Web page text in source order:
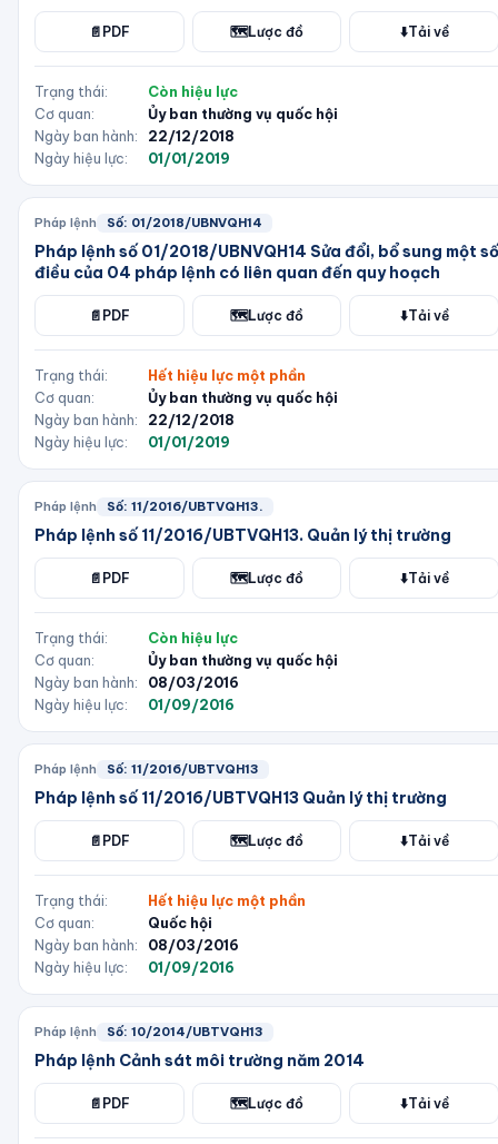
📄 PDF 🗺️Lược đồ ⬇️Tải về
Trạng thái:
Còn hiệu lực
Cơ quan:
Ủy ban thường vụ quốc hội
Ngày ban hành:
22/12/2018
Ngày hiệu lực:
01/01/2019
Pháp lệnh Số: 01/2018/UBNVQH14
Pháp lệnh số 01/2018/UBNVQH14 Sửa đổi, bổ sung một số
điều của 04 pháp lệnh có liên quan đến quy hoạch
📄 PDF 🗺️Lược đồ ⬇️Tải về
Trạng thái:
Hết hiệu lực một phần
Cơ quan:
Ủy ban thường vụ quốc hội
Ngày ban hành:
22/12/2018
Ngày hiệu lực:
01/01/2019
Pháp lệnh Số: 11/2016/UBTVQH13.
Pháp lệnh số 11/2016/UBTVQH13. Quản lý thị trường
📄 PDF 🗺️Lược đồ ⬇️Tải về
Trạng thái:
Còn hiệu lực
Cơ quan:
Ủy ban thường vụ quốc hội
Ngày ban hành:
08/03/2016
Ngày hiệu lực:
01/09/2016
Pháp lệnh Số: 11/2016/UBTVQH13
Pháp lệnh số 11/2016/UBTVQH13 Quản lý thị trường
📄 PDF 🗺️Lược đồ ⬇️Tải về
Trạng thái:
Hết hiệu lực một phần
Cơ quan:
Quốc hội
Ngày ban hành:
08/03/2016
Ngày hiệu lực:
01/09/2016
Pháp lệnh Số: 10/2014/UBTVQH13
Pháp lệnh Cảnh sát môi trường năm 2014
📄 PDF 🗺️Lược đồ ⬇️Tải về